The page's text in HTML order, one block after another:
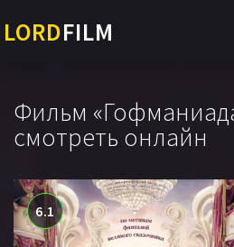
LORDFILM
Фильм
смотреть онлайн
6.1